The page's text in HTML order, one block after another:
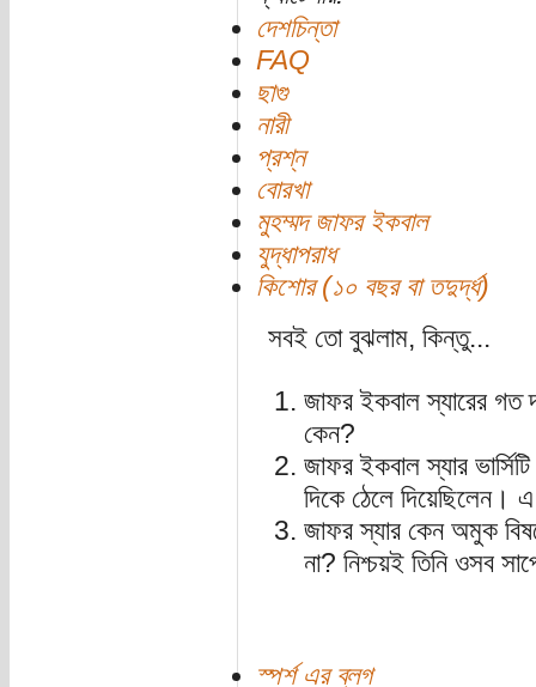
দেশচিন্তা
FAQ
ছাগু
নারী
প্রশ্ন
বোরখা
মুহম্মদ জাফর ইকবাল
যুদ্ধাপরাধ
কিশোর (১০ বছর বা তদুর্দ্ধ)
সবই তো বুঝলাম, কিন্তু...
জাফর ইকবাল স্যারের গত
কেন?
জাফর ইকবাল স্যার
দিকে ঠেলে দিয়েছিলেন।
জাফর স্যার কেন অমুক
না? নিশ্চয়ই তিনি ওসব
স্পর্শ এর ব্লগ